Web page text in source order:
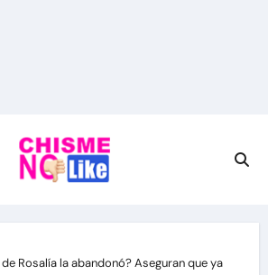
Rosalía la abandonó? Aseguran que ya